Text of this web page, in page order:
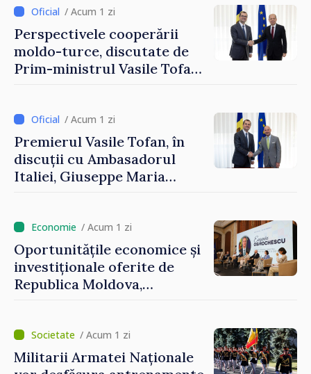
Reuniune la Moghiliov-
Podolsk
/ Acum 1 zi
Perspectivele cooperării
moldo-turce, discutate de
Prim-ministrul Vasile Tofan
/ Acum 1 zi
Premierul Vasile Tofan, în
discuții cu Ambasadorul
Italiei, Giuseppe Maria
/ Acum 1 zi
Oportunitățile economice și
investiționale oferite de
Republica Moldova,
Forumul Diasporei
/ Acum 1 zi
Militarii Armatei Naționale